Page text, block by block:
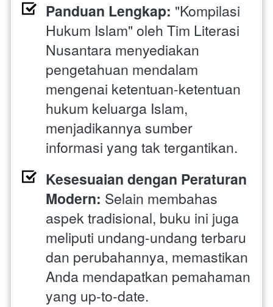
Panduan Lengkap: "Kompilasi
Hukum Islam" oleh Tim Literasi
Nusantara menyediakan
pengetahuan mendalam
mengenai ketentuan-ketentuan
hukum keluarga Islam,
menjadikannya sumber
informasi yang tak tergantikan.
Kesesuaian dengan Peraturan
Modern: Selain membahas
aspek tradisional, buku ini juga
meliputi undang-undang terbaru
dan perubahannya, memastikan
Anda mendapatkan pemahaman
yang up-to-date.